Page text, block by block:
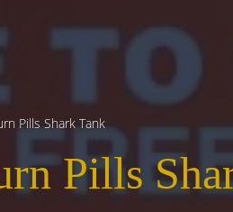
Afrique de l’Ouest
Afrique de l’Est
Afrique australe
Pills Shark Tank
Pills